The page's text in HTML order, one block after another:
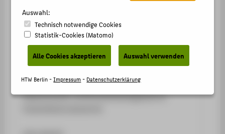
Katharina Hornscheidt
+49 30 5019-3619
Katharina.Hornscheidt@HTW-
Berlin.de
Industriekultur und Nachhaltigkeit
Wissenstransfer und Ehrenamtsmanagement an
INTERNATIONAL (EN)
MASTER
FACHBEREICH 5
ZENTRALE SEITEN
Auswahl:
Technisch notwendige Cookies
Statistik-Cookies (Matomo)
Alle Cookies akzeptieren Auswahl verwenden
HTW Berlin -Impressum- Datenschutzerklärung